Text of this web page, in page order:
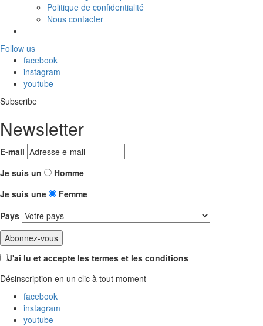
Politique de confidentialité
Nous contacter
Follow us
facebook
instagram
youtube
Subscribe
Newsletter
E-mail
Je suis un
Homme
Je suis une
Femme
Pays
J'ai lu et accepte les termes et les conditions
Désinscription en un clic à tout moment
facebook
instagram
youtube